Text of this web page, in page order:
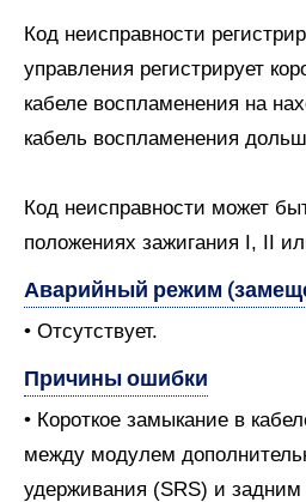
Код неисправности
управления регистрирует
кабеле воспламенения на
кабель воспламенения
Код неисправности может
положениях зажигания I, II
Аварийный режим
• Отсутствует.
Причины ошибки
• Короткое замыкание в
между модулем
удерживания (SRS) и